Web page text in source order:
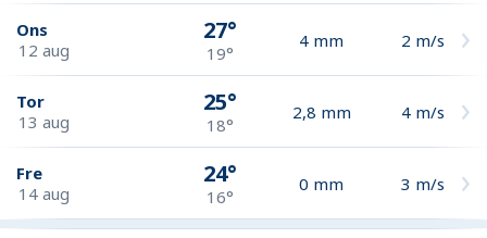
Ons
12 aug
27°
19°
4 mm 2 m/s
Tor
13 aug
25°
18°
2,8 mm 4 m/s
Fre
14 aug
24°
16°
0 mm 3 m/s